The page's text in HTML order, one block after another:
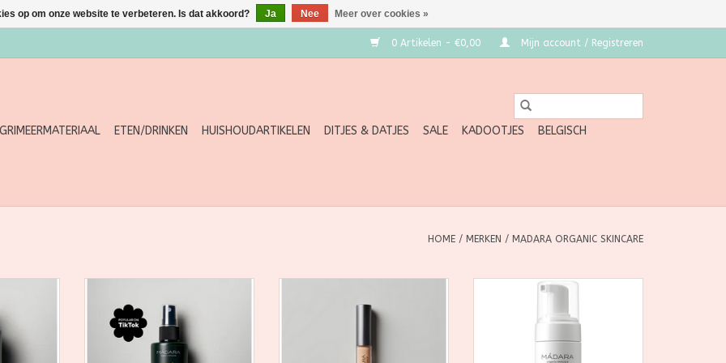
0 Artikelen - €0,00 Mijn account / Registreren
GRIMEERMATERIAAL ETEN/DRINKEN HUISHOUDARTIKELEN DITJES & DATJES SALE KADOOTJES
BELGISCH
HOME / MERKEN / MADARA ORGANIC SKINCARE
and
rich in
[B3],
Enriched with hydrolyzed
keratin, lactic acid and red
algae extract, this lightweight
micro-keratin hair mist envelops
hides dark circles, blemishes and
redness yet mystically remains
TOEVOEGEN AAN WINKELWAGEN
Reinig de huid grondig met dit
extract van noordelijk
schuim reinigt de huid,
op om onze website te verbeteren. Is dat akkoord? Ja Nee Meer over cookies »